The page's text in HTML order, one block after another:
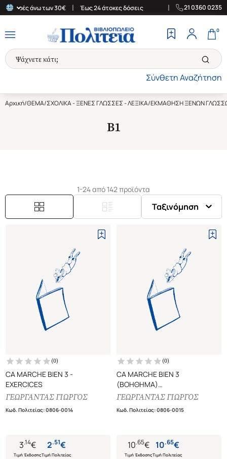
άνω των 30€ | Έως 24 άτοκες δόσεις Δωρεάν Μεταφορικά
21 0360 0235
Σύνθετη Αναζήτηση
0
Αρχική/ΘΕΜΑ/ΣΧΟΛΙΚΑ - ΞΕΝΕΣ ΓΛΩΣΣΕΣ - ΛΕΞΙΚΑ/ΕΚΜΑΘΗΣΗ ΞΕΝΩΝ
B1
1-24 από 142 προϊόντα
Ταξινόμηση
(0)
CA MARCHE BIEN 3 -
EXERCICES
ΓΕΩΡΓΑΝΤΑΣ ΓΙΩΡΓΟΣ
Κωδ. Πολιτείας:0806-0014
3.14€
Τιμή Έκδοσης
2.51€
Τιμή Πολιτείας
(0)
CA MARCHE BIEN 3
(ΒΟΗΘΗΜΑ)
METHODE DE FRANCAIS
ΓΕΩΡΓΑΝΤΑΣ ΓΙΩΡΓΟΣ
Κωδ. Πολιτείας:0806-0015
10.65€
Τιμή Έκδοσης
10.65€
Τιμή Πολιτείας